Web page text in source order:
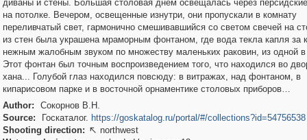
диваны и стены. Большая столовая днем освещалась через
на потолке. Вечером, освещенные изнутри, они пропускали в комнату
переливчатый свет, гармонично смешивавшийся со светом свечей на
из стен была украшена мраморным фонтаном, где вода текла капля за
нежным жалобным звуком по множеству маленьких раковин, из одной
Этот фонтан был точным воспроизведением того, что находился во
хана... Голубой глаз находился повсюду: в витражах, над фонтаном, в
кипарисовом парке и в восточной орнаментике столовых приборов…
Author:
Сокорнов В.Н.
Source:
Госкаталог. https://goskatalog.ru/portal/#/collections?id=54756538
Shooting direction:  northwest